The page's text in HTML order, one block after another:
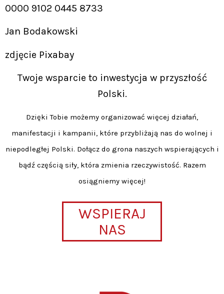
0000 9102 0445 8733
Jan Bodakowski
zdjęcie Pixabay
Twoje wsparcie to inwestycja w przyszłość
Polski.
Dzięki Tobie możemy organizować więcej działań,
manifestacji i kampanii, które przybliżają nas do wolnej i
niepodległej Polski. Dołącz do grona naszych wspierających i
bądź częścią siły, która zmienia rzeczywistość. Razem
osiągniemy więcej!
WSPIERAJ
NAS